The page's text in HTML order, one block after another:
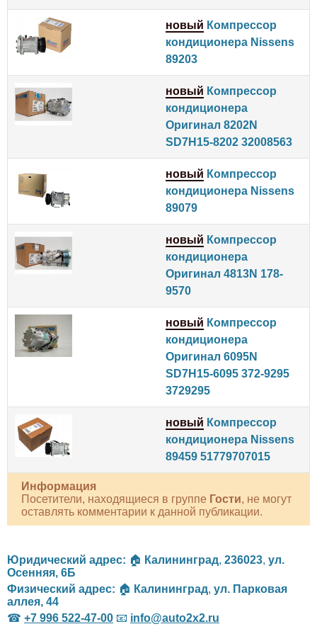
новый Компрессор
кондиционера Nissens
89203
новый Компрессор
кондиционера
Оригинал 8202N
SD7H15-8202 32008563
новый Компрессор
кондиционера Nissens
89079
новый Компрессор
кондиционера
Оригинал 4813N 178-
9570
новый Компрессор
кондиционера
Оригинал 6095N
SD7H15-6095 372-9295
3729295
новый Компрессор
кондиционера Nissens
89459 51779707015
Информация
Посетители, находящиеся в группе Гости, не могут
оставлять комментарии к данной публикации.
Юридический адрес: 🏠 Калининград, 236023, ул.
Осенняя, 6Б
Физический адрес: 🏠 Калининград, ул. Парковая
аллея, 44
☎ +7 996 522-47-00 📧 info@auto2x2.ru